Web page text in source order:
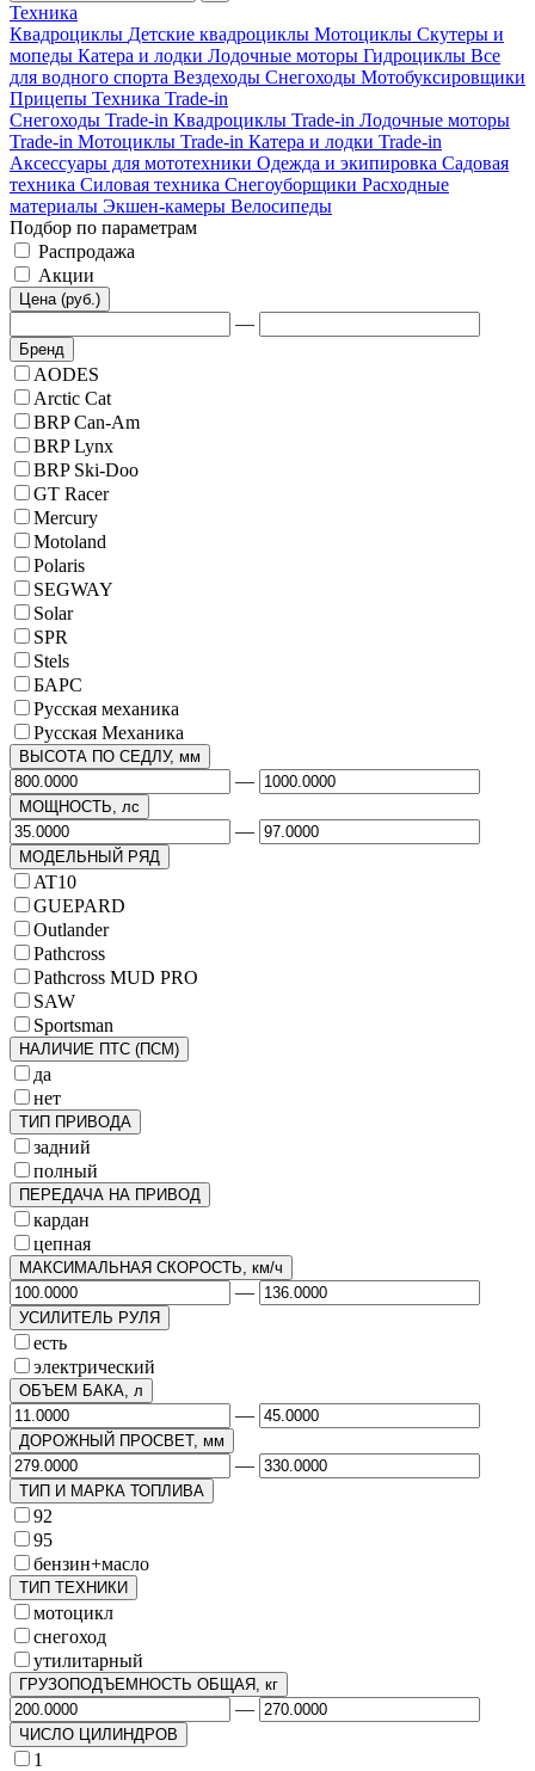
Техника
Квадроциклы Детские квадроциклы Мотоциклы Скутеры и
мопеды Катера и лодки Лодочные моторы Гидроциклы Все
для водного спорта Вездеходы Снегоходы Мотобуксировщики
Прицепы Техника Trade-in
Снегоходы Trade-in Квадроциклы Trade-in Лодочные моторы
Trade-in Мотоциклы Trade-in Катера и лодки Trade-in
Аксессуары для мототехники Одежда и экипировка Садовая
техника Силовая техника Снегоуборщики Расходные
материалы Экшен-камеры Велосипеды
Подбор по параметрам
Распродажа
Акции
Цена (руб.)
—
Бренд
AODES
Arctic Cat
BRP Can-Am
BRP Lynx
BRP Ski-Doo
GT Racer
Mercury
Motoland
Polaris
SEGWAY
Solar
SPR
Stels
БАРС
Русская механика
Русская Механика
ВЫСОТА ПО СЕДЛУ, мм
—
МОЩНОСТЬ, лс
—
МОДЕЛЬНЫЙ РЯД
AT10
GUEPARD
Outlander
Pathcross
Pathcross MUD PRO
SAW
Sportsman
НАЛИЧИЕ ПТС (ПСМ)
да
нет
ТИП ПРИВОДА
задний
полный
ПЕРЕДАЧА НА ПРИВОД
кардан
цепная
МАКСИМАЛЬНАЯ СКОРОСТЬ, км/ч
—
УСИЛИТЕЛЬ РУЛЯ
есть
электрический
ОБЪЕМ БАКА, л
—
ДОРОЖНЫЙ ПРОСВЕТ, мм
—
ТИП И МАРКА ТОПЛИВА
92
95
бензин+масло
ТИП ТЕХНИКИ
мотоцикл
снегоход
утилитарный
ГРУЗОПОДЪЕМНОСТЬ ОБЩАЯ, кг
—
ЧИСЛО ЦИЛИНДРОВ
1